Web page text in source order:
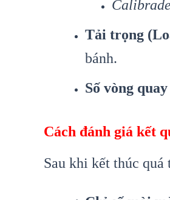
Tải trọng
bánh.
Số vòng
Cách đánh giá kết
Sau khi kết thúc